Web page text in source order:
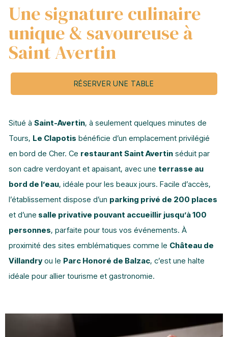
Une signature culinaire
unique & savoureuse à
Saint Avertin
RÉSERVER UNE TABLE
Situé à Saint-Avertin, à seulement quelques minutes de
Tours, Le Clapotis bénéficie d’un emplacement privilégié
en bord de Cher. Ce restaurant Saint Avertinséduit par
son cadre verdoyant et apaisant, avec une terrasse au
bord de l’eau, idéale pour les beaux jours. Facile d’accès,
l’établissement dispose d’un parking privé de 200 places
et d’une salle privative pouvant accueillir jusqu’à 100
personnes, parfaite pour tous vos événements. À
proximité des sites emblématiques comme le Château de
Villandryou le Parc Honoré de Balzac, c’est une halte
idéale pour allier tourisme et gastronomie.